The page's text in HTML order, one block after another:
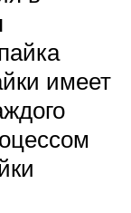
имеет